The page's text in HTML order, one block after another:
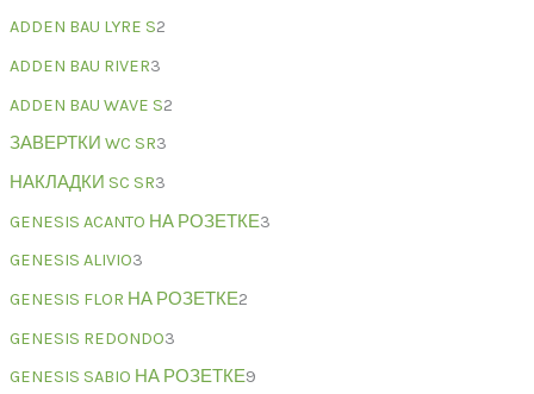
ADDEN BAU LYRE S2
ADDEN BAU RIVER3
ADDEN BAU WAVE S2
ЗАВЕРТКИ WC SR3
НАКЛАДКИ SC SR3
GENESIS ACANTO НА РОЗЕТКЕ3
GENESIS ALIVIO3
GENESIS FLOR НА РОЗЕТКЕ2
GENESIS REDONDO3
GENESIS SABIO НА РОЗЕТКЕ9